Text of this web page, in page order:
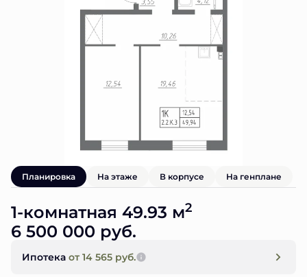
Планировка На этаже В корпусе На генплане
1-комнатная 49.93 м2
6 500 000 руб.
Ипотека от 14 565 руб.